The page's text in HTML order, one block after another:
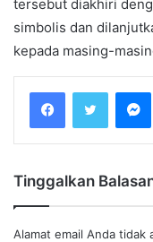
tersebut diakhiri
simbolis dan
kepada masing-
Tinggalkan
Alamat email Anda tidak